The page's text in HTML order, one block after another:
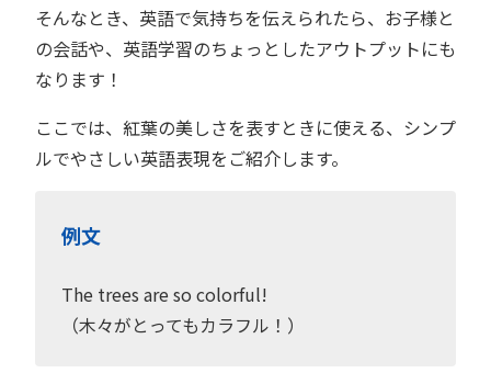
そんなとき、英語で気持ちを伝えられたら、お子様と
の会話や、英語学習のちょっとしたアウトプットにも
なります！
ここでは、紅葉の美しさを表すときに使える、シンプ
ルでやさしい英語表現をご紹介します。
例文
The trees are so colorful!
（木々がとってもカラフル！）